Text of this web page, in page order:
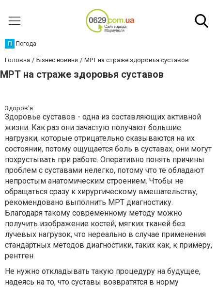
П Погода
Головна Бізнес новини МРТ на страже здоровья суставов
МРТ на страже здоровья суставов
Здоров'я
Здоровье суставов - одна из составляющих активной
жизни. Как раз они зачастую получают большие
нагрузки, которые отрицательно сказываются на их
состоянии, потому ощущается боль в суставах, они могут
похрустывать при работе. Оперативно понять причины
проблем с суставами нелегко, потому что те обладают
непростым анатомическим строением. Чтобы не
обращаться сразу к хирургическому вмешательству,
рекомендовано выполнить МРТ диагностику.
Благодаря такому современному методу можно
получить изображение костей, мягких тканей без
лучевых нагрузок, что нереально в случае применения
стандартных методов диагностики, таких как, к примеру,
рентген.
Не нужно откладывать такую процедуру на будущее,
надеясь на то, что суставы возвратятся в норму